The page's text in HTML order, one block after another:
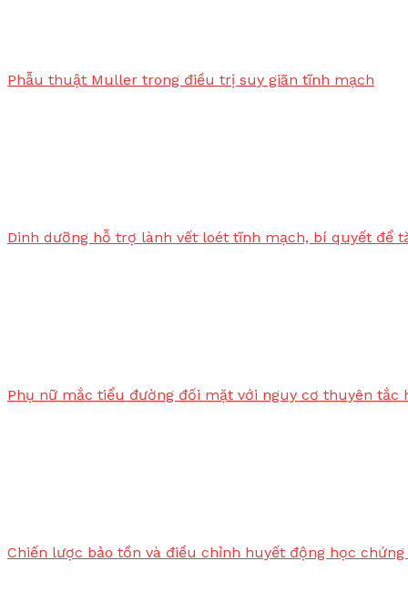
Phẫu thuật Muller trong điều trị suy giãn tĩnh mạch
Dinh dưỡng hỗ trợ lành vết loét tĩnh mạch, bí quyết để
Phụ nữ mắc tiểu đường đối mặt với nguy cơ thuyên tắc
Chiến lược bảo tồn và điều chỉnh huyết động học